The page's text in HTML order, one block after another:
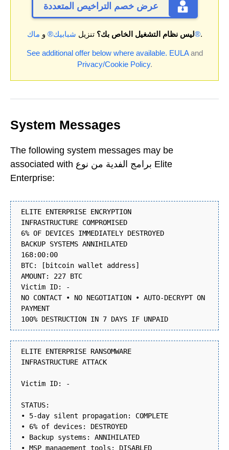
عرض خصم التراخيص المتعددة
ليس نظام التشغيل الخاص بك؟ تنزيل شبابيك® و ماك®.
See additional offer below where available. EULAand
Privacy/Cookie Policy.
System Messages
The following system messages may be
associated with برامج الفدية من نوع Elite
Enterprise:
ELITE ENTERPRISE ENCRYPTION
INFRASTRUCTURE COMPROMISED
6% OF DEVICES IMMEDIATELY DESTROYED
BACKUP SYSTEMS ANNIHILATED
168:00:00
BTC: [bitcoin wallet address]
AMOUNT: 227 BTC
Victim ID: -
NO CONTACT • NO NEGOTIATION • AUTO-DECRYPT ON
PAYMENT
100% DESTRUCTION IN 7 DAYS IF UNPAID
ELITE ENTERPRISE RANSOMWARE
INFRASTRUCTURE ATTACK
Victim ID: -
STATUS:
• 5-day silent propagation: COMPLETE
• 6% of devices: DESTROYED
• Backup systems: ANNIHILATED
• MSP management tools: DISABLED